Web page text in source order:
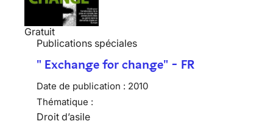
Gratuit
Publications spéciales
" Exchange for change" - FR
Date de publication : 2010
Thématique :
Droit d’asile